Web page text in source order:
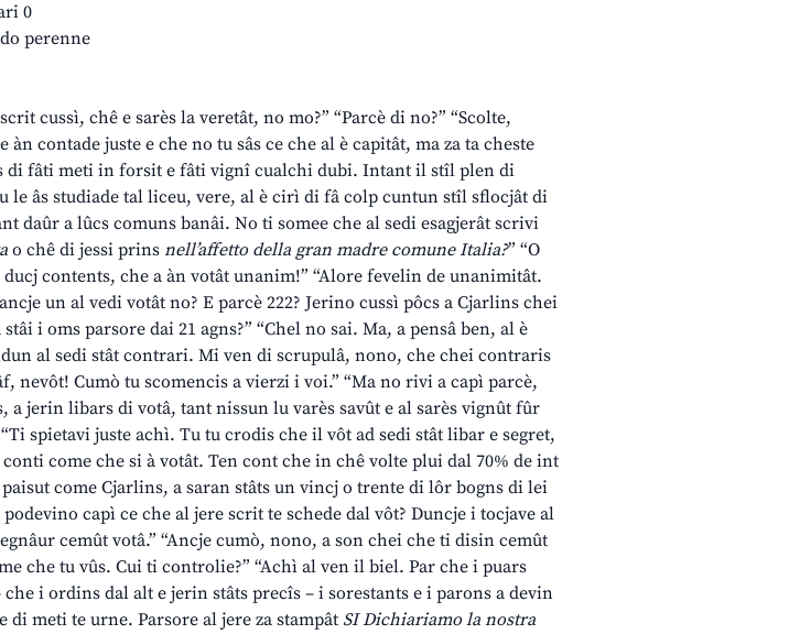
0
perenne
cussì, chê e sarès la veretât, no mo?” “Parcè di no?” “Scolte,
àn contade juste e che no tu sâs ce che al è capitât, ma za ta cheste
di fâti meti in forsit e fâti vignî cualchi dubi. Intant il stîl plen di
le âs studiade tal liceu, vere, al è cirì di fâ colp cuntun stîl sflocjât di
daûr a lûcs comuns banâi. No ti somee che al sedi esagjerât scrivi
o chê di jessi prins nell’affetto della gran madre comune Italia?” “O
contents, che a àn votât unanim!” “Alore fevelin de unanimitât.
un al vedi votât no? E parcè 222? Jerino cussì pôcs a Cjarlins chei
i oms parsore dai 21 agns?” “Chel no sai. Ma, a pensâ ben, al è
al sedi stât contrari. Mi ven di scrupulâ, nono, che chei contraris
nevôt! Cumò tu scomencis a vierzi i voi.” “Ma no rivi a capì parcè,
a jerin libars di votâ, tant nissun lu varès savût e al sarès vignût fûr
spietavi juste achì. Tu tu crodis che il vôt ad sedi stât libar e segret,
conti come che si à votât. Ten cont che in chê volte plui dal 70% de int
come Cjarlins, a saran stâts un vincj o trente di lôr bogns di lei
capì ce che al jere scrit te schede dal vôt? Duncje i tocjave al
cemût votâ.” “Ancje cumò, nono, a son chei che ti disin cemût
che tu vûs. Cui ti controlie?” “Achì al ven il biel. Par che i puars
i ordins dal alt e jerin stâts precîs – i sorestants e i parons a devin
di meti te urne. Parsore al jere za stampât SI Dichiariamo la nostra